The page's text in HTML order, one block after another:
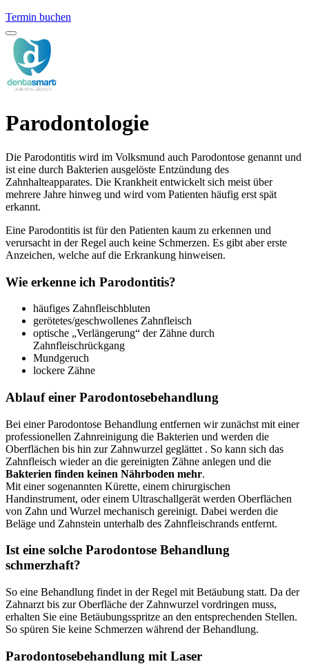
Termin buchen
Parodontologie
Die Parodontitis wird im Volksmund auch Parodontose genannt und
ist eine durch Bakterien ausgelöste Entzündung des
Zahnhalteapparates. Die Krankheit entwickelt sich meist über
mehrere Jahre hinweg und wird vom Patienten häufig erst spät
erkannt.
Eine Parodontitis ist für den Patienten kaum zu erkennen und
verursacht in der Regel auch keine Schmerzen. Es gibt aber erste
Anzeichen, welche auf die Erkrankung hinweisen.
Wie erkenne ich Parodontitis?
häufiges Zahnfleischbluten
gerötetes/geschwollenes Zahnfleisch
optische „Verlängerung“ der Zähne durch
Zahnfleischrückgang
Mundgeruch
lockere Zähne
Ablauf einer Parodontosebehandlung
Bei einer Parodontose Behandlung entfernen wir zunächst mit einer
professionellen Zahnreinigung die Bakterien und werden die
Oberflächen bis hin zur Zahnwurzel geglättet . So kann sich das
Zahnfleisch wieder an die gereinigten Zähne anlegen und die
Bakterien finden keinen Nährboden mehr.
Mit einer sogenannten Kürette, einem chirurgischen
Handinstrument, oder einem Ultraschallgerät werden Oberflächen
von Zahn und Wurzel mechanisch gereinigt. Dabei werden die
Beläge und Zahnstein unterhalb des Zahnfleischrands entfernt.
Ist eine solche Parodontose Behandlung
schmerzhaft?
So eine Behandlung findet in der Regel mit Betäubung statt. Da der
Zahnarzt bis zur Oberfläche der Zahnwurzel vordringen muss,
erhalten Sie eine Betäubungsspritze an den entsprechenden Stellen.
So spüren Sie keine Schmerzen während der Behandlung.
Parodontosebehandlung mit Laser